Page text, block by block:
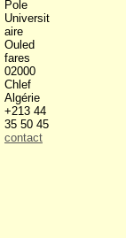
Pole
Universit
aire
Ouled
fares
02000
Chlef
Algérie
+213 44
35 50 45
contact